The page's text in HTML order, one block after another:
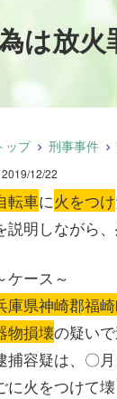
は放火
ップ 刑事事件
2019/12/22
転車に火をつけ
説明しながら、
ケース～
庫県神崎郡福
物損壊の疑いで
捕容疑は、〇
に火をつけて